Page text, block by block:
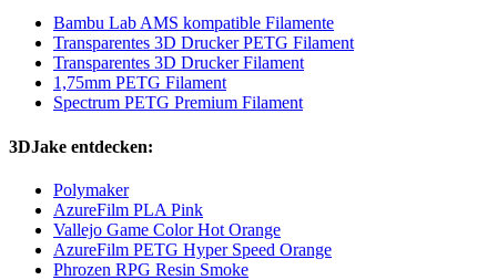
Bambu Lab AMS kompatible Filamente
Transparentes 3D Drucker PETG Filament
Transparentes 3D Drucker Filament
1,75mm PETG Filament
Spectrum PETG Premium Filament
3DJake entdecken:
Polymaker
AzureFilm PLA Pink
Vallejo Game Color Hot Orange
AzureFilm PETG Hyper Speed Orange
Phrozen RPG Resin Smoke